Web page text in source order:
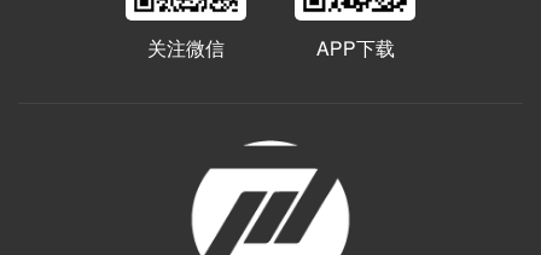
关注微信 APP下载